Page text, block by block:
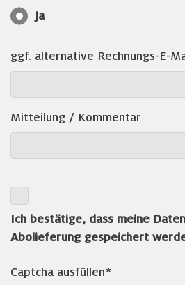
Ja
ggf. alternative Rechnungs-E-
Mitteilung / Kommentar
Ich bestätige, dass meine
Abolieferung gespeichert
Captcha ausfüllen*